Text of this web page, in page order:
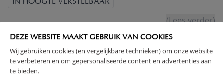
DEZE WEBSITE MAAKT GEBRUIK VAN COOKIES
Wij gebruiken cookies (en vergelijkbare technieken) om onze website
te verbeteren en om gepersonaliseerde content en advertenties aan
te bieden.
IN HOOGTE VERSTELBAAR
(Lees verder)
WAARSCHUWING